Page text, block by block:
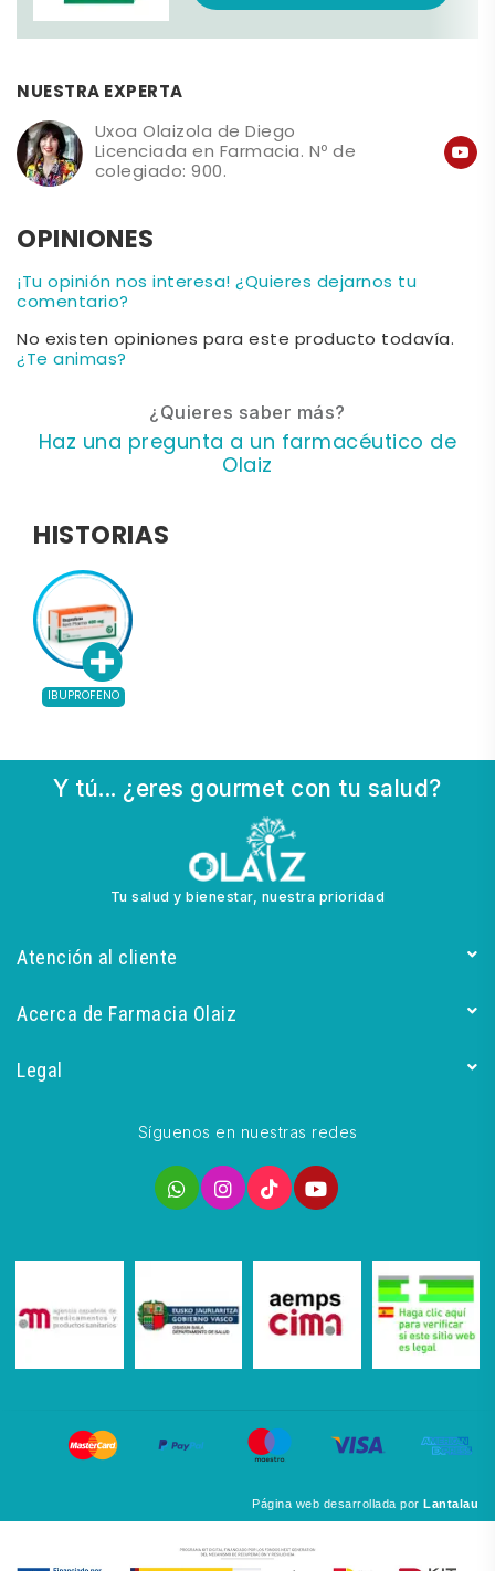
NUESTRA EXPERTA
Uxoa Olaizola de Diego
Licenciada en Farmacia. Nº de
colegiado: 900.
OPINIONES
¡Tu opinión nos interesa! ¿Quieres dejarnos tu
comentario?
No existen opiniones para este producto todavía.
¿Te animas?
¿Quieres saber más?
Haz una pregunta a un farmacéutico de
Olaiz
HISTORIAS
IBUPROFENO
Y tú... ¿eres gourmet con tu salud?
Tu salud y bienestar, nuestra prioridad
Atención al cliente
Acerca de Farmacia Olaiz
Legal
Síguenos en nuestras redes
Página web desarrollada por Lantalau